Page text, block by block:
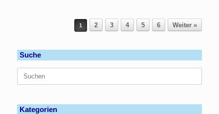
1 2 3 4 5 6 Weiter »
Suche
Suchen
Kategorien